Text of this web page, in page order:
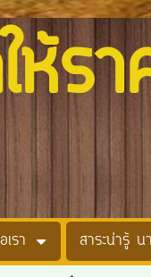
า
รา สาระน่ารู้ น